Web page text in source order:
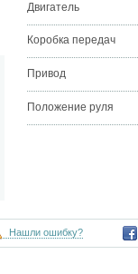
Двигатель
Коробка передач
Привод
Положение руля
Нашли ошибку?